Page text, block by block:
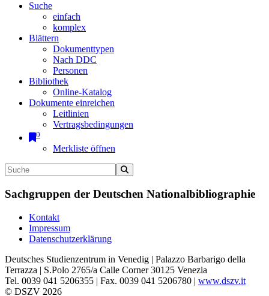
Suche
einfach
komplex
Blättern
Dokumenttypen
Nach DDC
Personen
Bibliothek
Online-Katalog
Dokumente einreichen
Leitlinien
Vertragsbedingungen
0
Merkliste öffnen
Sachgruppen der Deutschen Nationalbibliographie
Kontakt
Impressum
Datenschutzerklärung
Deutsches Studienzentrum in Venedig | Palazzo Barbarigo della
Terrazza | S.Polo 2765/a Calle Corner 30125 Venezia
Tel. 0039 041 5206355 | Fax. 0039 041 5206780 | www.dszv.it
© DSZV 2026